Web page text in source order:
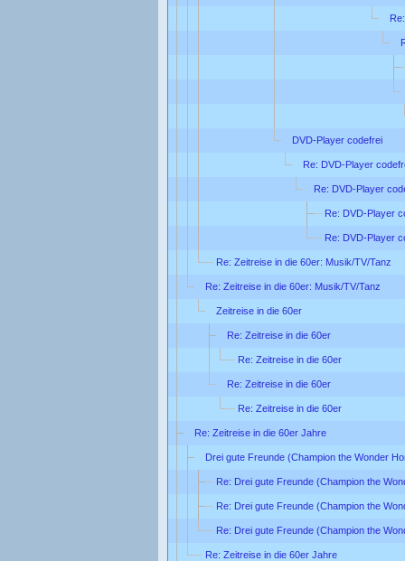
DVD-Player codefrei
Re: DVD-Player
Re: DVD-Player
Re: DVD-Player
Re: DVD-Player
Re: Zeitreise in die 60er: Musik/TV/Tanz
Re: Zeitreise in die 60er: Musik/TV/Tanz
Zeitreise in die 60er
Re: Zeitreise in die 60er
Re: Zeitreise in die 60er
Re: Zeitreise in die 60er
Re: Zeitreise in die 60er
Re: Zeitreise in die 60er Jahre
Drei gute Freunde (Champion the Wonder
Re: Drei gute Freunde (Champion the
Re: Drei gute Freunde (Champion the
Re: Drei gute Freunde (Champion the
Re: Zeitreise in die 60er Jahre